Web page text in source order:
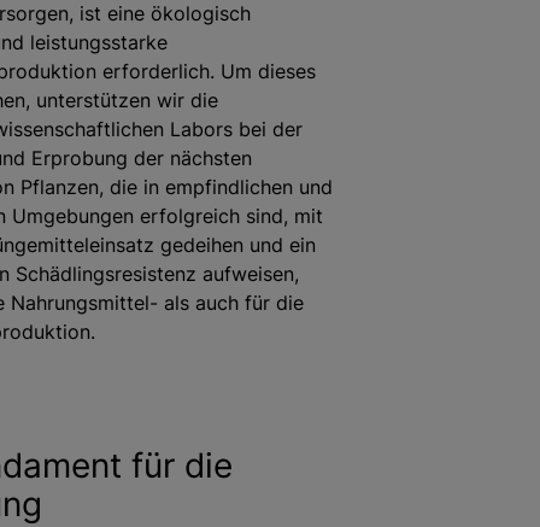
ist eine ökologisch
leistungsstarke
erforderlich. Um dieses
unterstützen wir die
Labors bei der
Erprobung der nächsten
Pflanzen, die in empfindlichen und
Umgebungen erfolgreich sind, mit
gedeihen und ein
Schädlingsresistenz aufweisen,
Nahrungsmittel- als auch für die
für die